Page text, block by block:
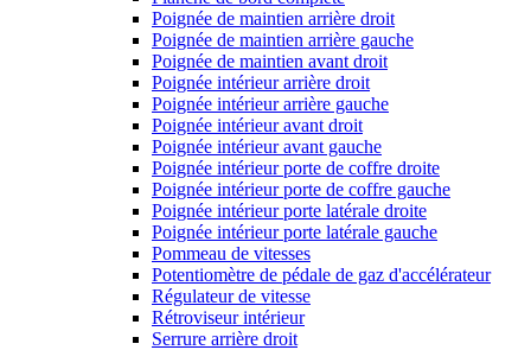
Poignée de maintien arrière droit
Poignée de maintien arrière gauche
Poignée de maintien avant droit
Poignée intérieur arrière droit
Poignée intérieur arrière gauche
Poignée intérieur avant droit
Poignée intérieur avant gauche
Poignée intérieur porte de coffre droite
Poignée intérieur porte de coffre gauche
Poignée intérieur porte latérale droite
Poignée intérieur porte latérale gauche
Pommeau de vitesses
Potentiomètre de pédale de gaz d'accélérateur
Régulateur de vitesse
Rétroviseur intérieur
Serrure arrière droit